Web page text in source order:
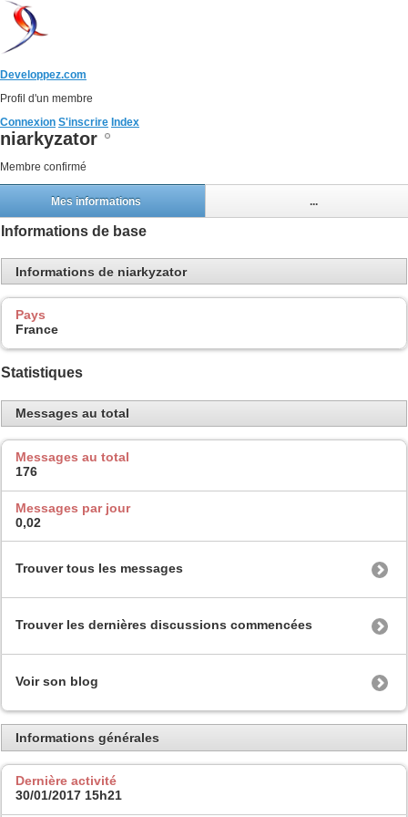
Developpez.com
Profil d'un membre
Connexion S'inscrire Index
niarkyzator
Membre confirmé
Mes informations ...
Informations de base
Informations de niarkyzator
Pays
France
Statistiques
Messages au total
Messages au total
176
Messages par jour
0,02
Trouver tous les messages
Trouver les dernières discussions commencées
Voir son blog
Informations générales
Dernière activité
30/01/2017 15h21